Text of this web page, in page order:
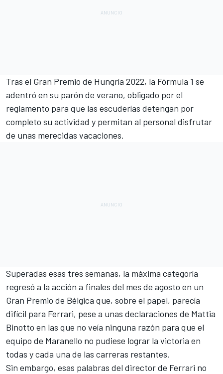
Tras el Gran Premio de Hungría 2022, la Fórmula 1 se
adentró en su parón de verano, obligado por el
reglamento para que las escuderías detengan por
completo su actividad y permitan al personal disfrutar
de unas merecidas vacaciones.
Superadas esas tres semanas, la máxima categoría
regresó a la acción a finales del mes de agosto en un
Gran Premio de Bélgica que, sobre el papel, parecía
difícil para Ferrari, pese a unas declaraciones de Mattia
Binotto en las que no veía ninguna razón para que el
equipo de Maranello no pudiese lograr la victoria en
todas y cada una de las carreras restantes.
Sin embargo, esas palabras del director de Ferrari no